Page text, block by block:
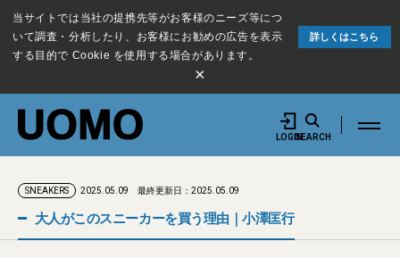
当サイトでは当社の提携先等がお客様のニーズ等につ
いて調査・分析したり、お客様にお勧めの広告を表示
する目的で Cookie を使用する場合があります。
詳しくはこちら
×
LOGINSEARCH
SNEAKERS 2025.05.09 最終更新日：2025.05.09
大人がこのスニーカーを買う理由｜小澤匡行